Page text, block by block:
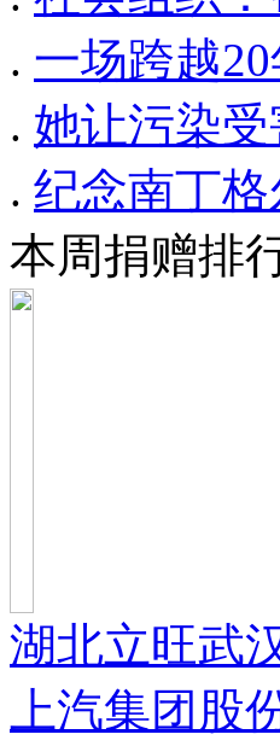
. 一场跨越
. 她让污染
. 纪念南丁
本周捐赠排
湖北立旺武
上汽集团股